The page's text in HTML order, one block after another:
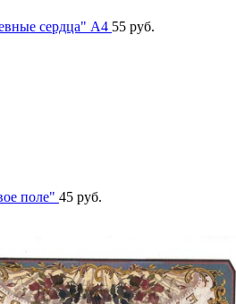
сердца" А4 55 руб.
поле" 45 руб.